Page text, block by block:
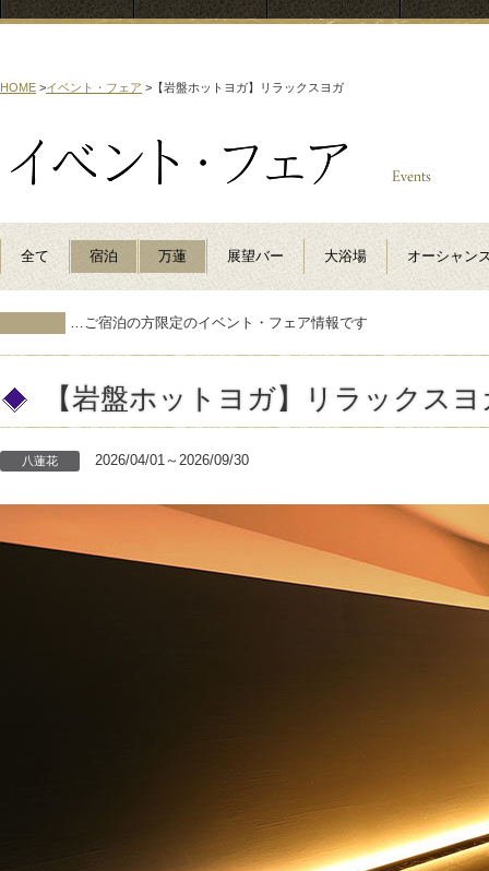
HOME >イベント・フェア > 【岩盤ホットヨガ】リラックスヨガ
全て 宿泊 万蓮 展望バー 大浴場 オーシャン
…ご宿泊の方限定のイベント・フェア情報です
【岩盤ホットヨガ】リラックス
八蓮花 2026/04/01～2026/09/30